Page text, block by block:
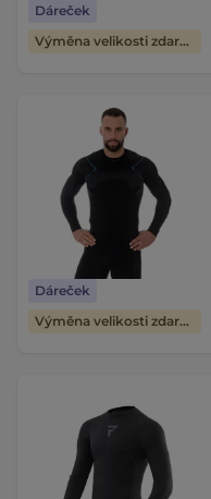
Dáreček
Výměna velikosti zdarma
Dáreček
Výměna velikosti zdarma